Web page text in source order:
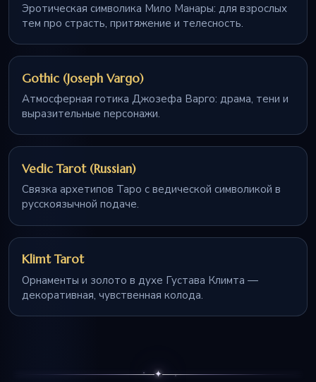
Эротическая символика Мило Манары: для взрослых
тем про страсть, притяжение и телесность.
Gothic (Joseph Vargo)
Атмосферная готика Джозефа Варго: драма, тени и
выразительные персонажи.
Vedic Tarot (Russian)
Связка архетипов Таро с ведической символикой в
русскоязычной подаче.
Klimt Tarot
Орнаменты и золото в духе Густава Климта —
декоративная, чувственная колода.
✦